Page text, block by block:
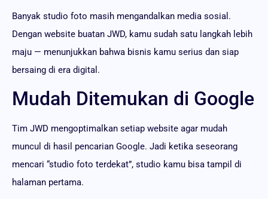
Banyak studio foto masih mengandalkan media sosial.
Dengan website buatan JWD, kamu sudah satu langkah lebih
maju — menunjukkan bahwa bisnis kamu serius dan siap
bersaing di era digital.
Mudah Ditemukan di Google
Tim JWD mengoptimalkan setiap website agar mudah
muncul di hasil pencarian Google. Jadi ketika seseorang
mencari “studio foto terdekat”, studio kamu bisa tampil di
halaman pertama.